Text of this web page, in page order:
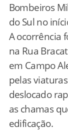
Bombeiros
do Sul no
A ocorrência
na Rua
em Campo
pelas viaturas
deslocado
as chamas
edificação.